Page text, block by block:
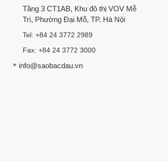
Tầng 3 CT1AB, Khu đô thị VOV Mễ
Trì, Phường Đại Mỗ, TP. Hà Nội
Tel: +84 24 3772 2989
Fax: +84 24 3772 3000
* info@saobacdau.vn